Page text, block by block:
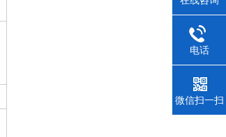
电话
微信扫一扫